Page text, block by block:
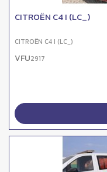
CITROËN C4 I (LC_)
CITROËN C4 I (LC_)
VFU2917